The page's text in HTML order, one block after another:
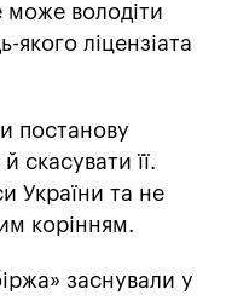
володіти
якого ліцензіата
постанову
скасувати її.
України та не
корінням.
заснували у